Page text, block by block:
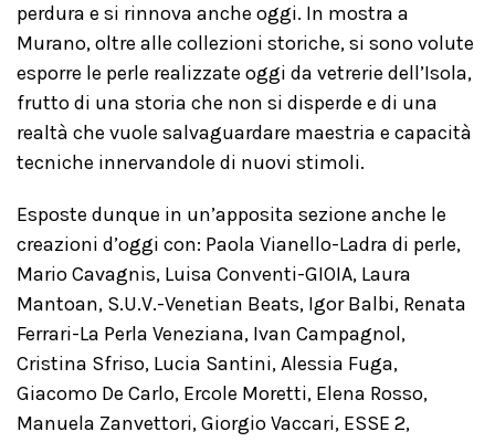
perdura e si rinnova anche oggi. In mostra a
Murano, oltre alle collezioni storiche, si sono volute
esporre le perle realizzate oggi da vetrerie dell’Isola,
frutto di una storia che non si disperde e di una
realtà che vuole salvaguardare maestria e capacità
tecniche innervandole di nuovi stimoli.
Esposte dunque in un’apposita sezione anche le
creazioni d’oggi con: Paola Vianello-Ladra di perle,
Mario Cavagnis, Luisa Conventi-GIOIA, Laura
Mantoan, S.U.V.-Venetian Beats, Igor Balbi, Renata
Ferrari-La Perla Veneziana, Ivan Campagnol,
Cristina Sfriso, Lucia Santini, Alessia Fuga,
Giacomo De Carlo, Ercole Moretti, Elena Rosso,
Manuela Zanvettori, Giorgio Vaccari, ESSE 2,